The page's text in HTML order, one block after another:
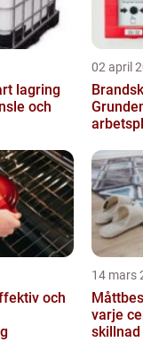
och
02 april
och
14 mars
varje
skillnad